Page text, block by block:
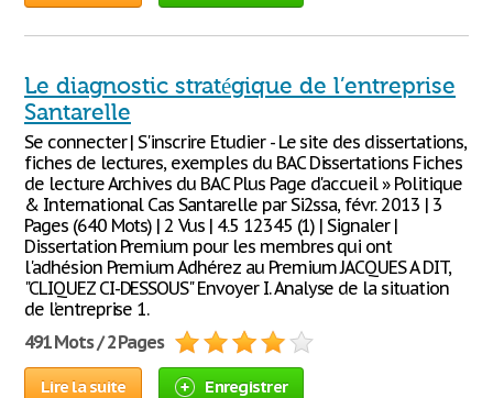
Le diagnostic stratégique de l’entreprise
Santarelle
Se connecter | S'inscrire Etudier - Le site des dissertations,
fiches de lectures, exemples du BAC Dissertations Fiches
de lecture Archives du BAC Plus Page d'accueil » Politique
& International Cas Santarelle par Si2ssa, févr. 2013 | 3
Pages (640 Mots) | 2 Vus | 4.5 12345 (1) | Signaler |
Dissertation Premium pour les membres qui ont
l'adhésion Premium Adhérez au Premium JACQUES A DIT,
"CLIQUEZ CI-DESSOUS" Envoyer I. Analyse de la situation
de l’entreprise 1.
491 Mots / 2 Pages
Lire la suite Enregistrer